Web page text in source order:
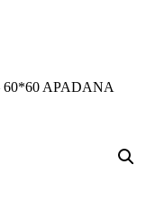
60*60 APADANA